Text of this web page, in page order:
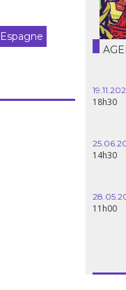
Espagne
18h30
14h30
11h00